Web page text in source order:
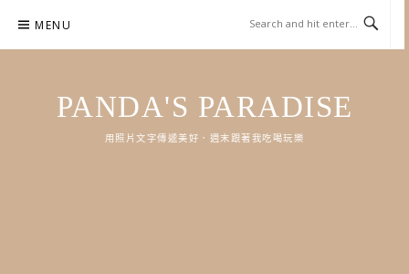
content
MENU
PANDA'S PARADISE
用照片文字傳遞美好．週末跟著我吃喝玩樂